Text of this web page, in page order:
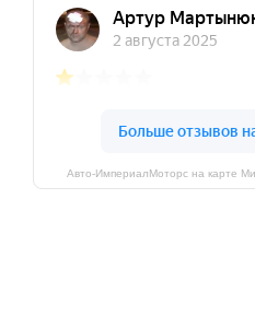
Авто-ИмпериалМоторс на карте